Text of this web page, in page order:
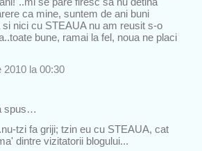
ca mine, suntem de ani buni
si nici cu STEAUA nu am reusit s-o
bune, ramai la fel, noua ne placi
2010 la 00:30
spus…
tzi fa griji; tzin eu cu STEAUA, cat
dintre vizitatorii blogului...